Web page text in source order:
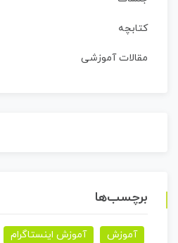
کتابچه
مقالات آموزشی
برچسب‌ها
آموزش
آموزش اینستاگرام